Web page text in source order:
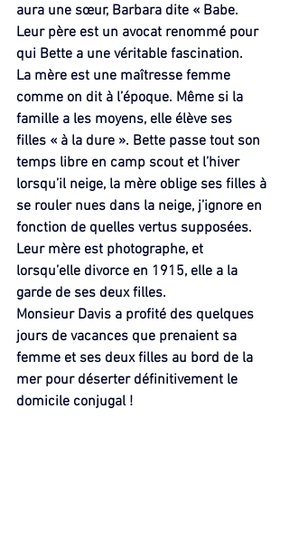
aura une sœur, Barbara dite « Babe.
Leur père est un avocat renommé pour
qui Bette a une véritable fascination.
La mère est une maîtresse femme
comme on dit à l’époque. Même si la
famille a les moyens, elle élève ses
filles « à la dure ». Bette passe tout son
temps libre en camp scout et l’hiver
lorsqu’il neige, la mère oblige ses filles à
se rouler nues dans la neige, j’ignore en
fonction de quelles vertus supposées.
Leur mère est photographe, et
lorsqu’elle divorce en 1915, elle a la
garde de ses deux filles.
Monsieur Davis a profité des quelques
jours de vacances que prenaient sa
femme et ses deux filles au bord de la
mer pour déserter définitivement le
domicile conjugal !